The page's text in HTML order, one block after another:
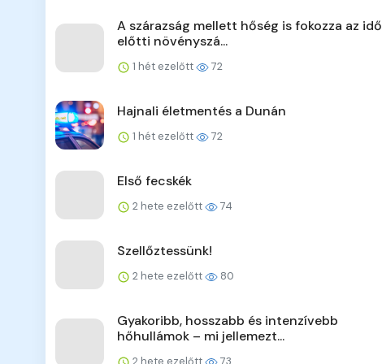
A szárazság mellett hőség is fokozza az idő
előtti növényszá...
1 hét ezelőtt 72
Hajnali életmentés a Dunán
1 hét ezelőtt 72
Első fecskék
2 hete ezelőtt 74
Szellőztessünk!
2 hete ezelőtt 80
Gyakoribb, hosszabb és intenzívebb
hőhullámok – mi jellemezt...